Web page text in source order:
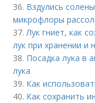
36. Вздулись
микрофлоры
37.Лук гниет, как
лук при хранении и
38. Посадка лука в
лука
39. Как
40. Как сохранить